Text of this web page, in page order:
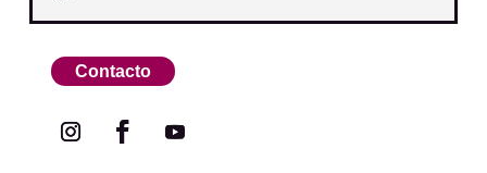
Contacto